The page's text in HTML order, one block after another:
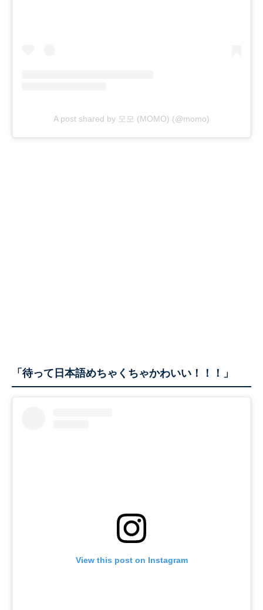
A post shared by 모모 (MOMO) (@momo)
「待って日本語めちゃくちゃかわいい！！！」
View this post on Instagram